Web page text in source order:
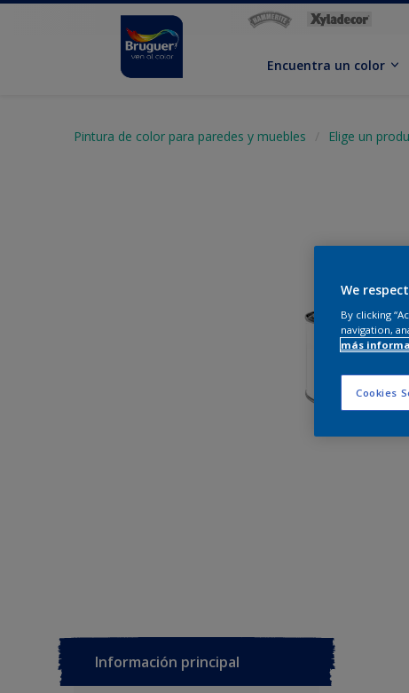
Encuentra un color
Pintura de color para paredes y muebles Elige un
Información principal
We
By clicking
navigation,
más
Cookies